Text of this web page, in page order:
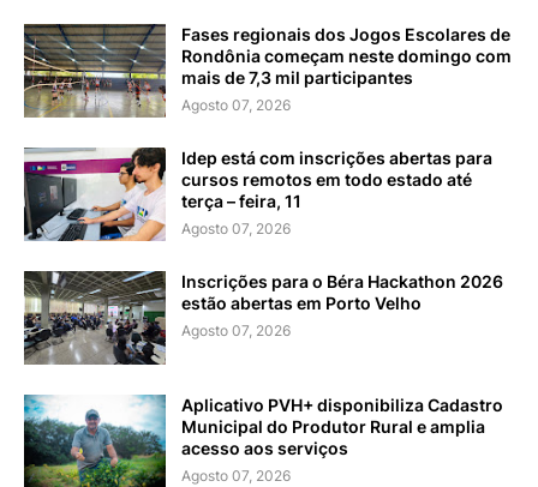
Fases regionais dos Jogos Escolares de
Rondônia começam neste domingo com
mais de 7,3 mil participantes
Agosto 07, 2026
Idep está com inscrições abertas para
cursos remotos em todo estado até
terça – feira, 11
Agosto 07, 2026
Inscrições para o Béra Hackathon 2026
estão abertas em Porto Velho
Agosto 07, 2026
Aplicativo PVH+ disponibiliza Cadastro
Municipal do Produtor Rural e amplia
acesso aos serviços
Agosto 07, 2026